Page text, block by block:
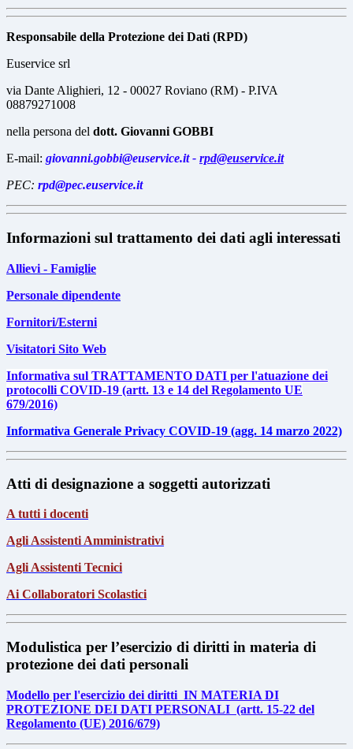
Responsabile della Protezione dei Dati (RPD)
Euservice srl
via Dante Alighieri, 12 - 00027 Roviano (RM) - P.IVA
08879271008
nella persona del dott. Giovanni GOBBI
E-mail: giovanni.gobbi@euservice.it - rpd@euservice.it
PEC: rpd@pec.euservice.it
Informazioni sul trattamento dei dati agli interessati
Allievi - Famiglie
Personale dipendente
Fornitori/Esterni
Visitatori Sito Web
Informativa sul TRATTAMENTO DATI per l'atuazione dei
protocolli COVID-19 (artt. 13 e 14 del Regolamento UE
679/2016)
Informativa Generale Privacy COVID-19 (agg. 14 marzo 2022)
Atti di designazione a soggetti autorizzati
A tutti i docenti
Agli Assistenti Amministrativi
Agli Assistenti Tecnici
Ai Collaboratori Scolastici
Modulistica per l’esercizio di diritti in materia di
protezione dei dati personali
Modello per l'esercizio dei diritti IN MATERIA DI
PROTEZIONE DEI DATI PERSONALI (artt. 15-22 del
Regolamento (UE) 2016/679)